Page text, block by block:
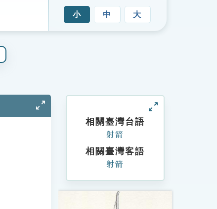
小 中 大
相關臺灣台語
射箭
相關臺灣客語
射箭